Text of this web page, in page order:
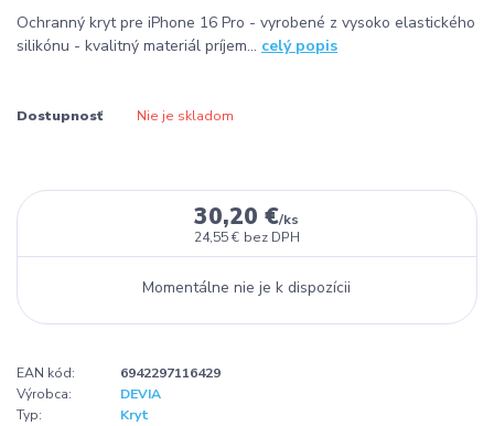
Ochranný kryt pre iPhone 16 Pro - vyrobené z vysoko elastického
silikónu - kvalitný materiál príjem... celý popis
Dostupnosť Nie je skladom
30,20 €/ks
24,55 € bez DPH
Momentálne nie je k dispozícii
EAN kód:
6942297116429
Výrobca:
DEVIA
Typ:
Kryt